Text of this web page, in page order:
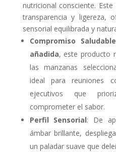
nutricional consciente.
transparencia y ligereza,
sensorial equilibrada y
Compromiso Saludable
añadida, este producto
las manzanas
ideal para reuniones
ejecutivos que
comprometer el sabor.
Perfil Sensorial: De
ámbar brillante,
un paladar suave que